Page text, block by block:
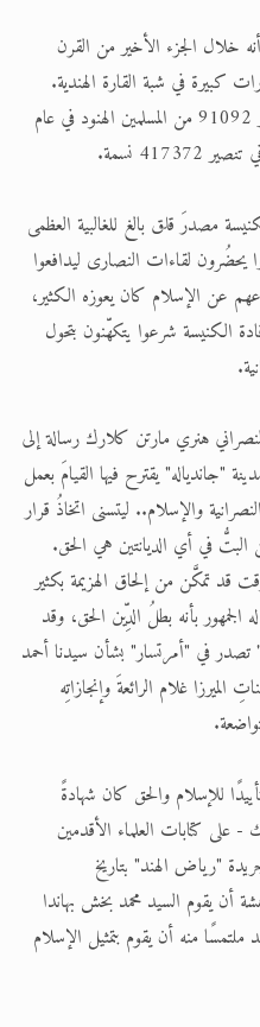
حِكم، وأهداف >> المزيد
في أهمية عيد
خلال الجزء الأخير من القرن
كبيرة في شبة القارة الهندية.
وتخبرنا الدلائل أن الكنيسة أعلنت بتنصير 91092 من المسلمين الهنود في عام
مصدرَ قلق بالغ للغالبية العظمى
يحضُرون لقاءات النصارى ليدافعوا
عن الإسلام كان يعوزه الكثير،
الكنيسة شرعوا يتكهّنون بتحول
النصراني هنري مارتن كلارك رسالة إلى
"جاندياله" يقترح فيها القيامَ بعمل
والإسلام.. ليتسنى اتخاذُ قرار
البتُّ في أي الديانتين هي الحق.
قد تمكَّن من إلحاق الهزيمة بكثير
بأنه بطلُ الدِّين الحق، وقد
في "أمرتسار" بشأن سيدنا أحمد
غلام الرائعةَ وإنجازاتِه
للإسلام والحق كان شهادةً
كتابات العلماء الأقدمين
"رياض الهند" بتاريخ
أن يقوم السيد محمد بخش بهاندا
منه أن يقوم بتمثيل الإسلام